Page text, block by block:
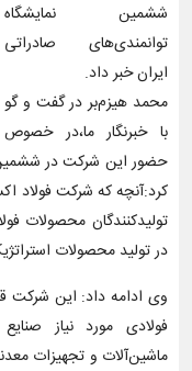
ششمین نمایشگاه
توانمندی‌های صادراتی
ایران خبر داد.
محمد هیزم‌بر در گفت و گو
با خبرنگار ما،در خصوص
حضور این شرکت در ششمین
کرد:آنچه که شرکت فولاد
تولیدکنندگان محصولات
در تولید محصولات
وی ادامه داد: این
فولادی مورد نیاز
ماشین‌آلات و تجهیزات